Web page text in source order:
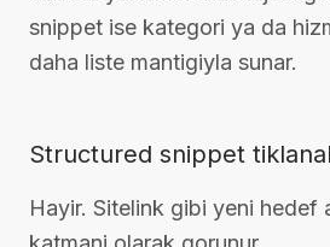
snippet ise kategori ya da
daha liste mantigiyla sunar.
Structured snippet
Hayir. Sitelink gibi yeni hedef